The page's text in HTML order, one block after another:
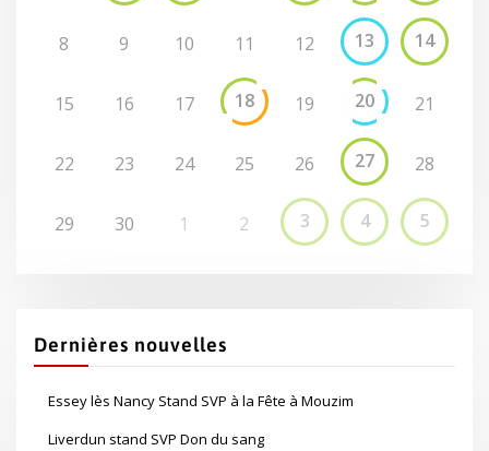
8 9 10 11 12 13 14
15 16 17 18 19 20 21
22 23 24 25 26 27 28
29 30 1 2 3 4 5
Dernières nouvelles
Essey lès Nancy Stand SVP à la Fête à Mouzim
Liverdun stand SVP Don du sang